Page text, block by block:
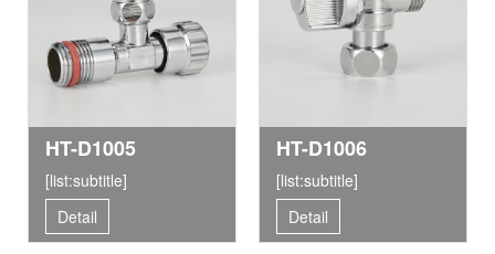
HT-D1005
[list:subtitle]
Detail
HT-D1006
[list:subtitle]
Detail